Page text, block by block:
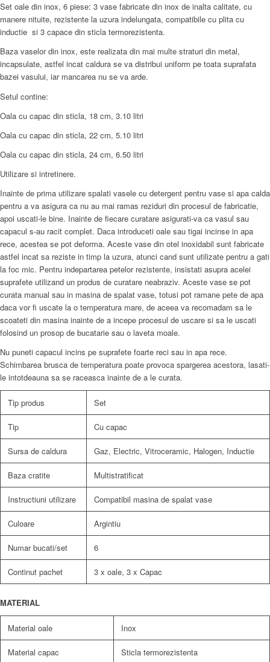
Set oale din inox, 6 piese: 3 vase fabricate din inox de inalta calitate, cu
manere nituite, rezistente la uzura indelungata, compatibile cu plita cu
inductie si 3 capace din sticla termorezistenta.
Baza vaselor din inox, este realizata din mai multe straturi din metal,
incapsulate, astfel incat caldura se va distribui uniform pe toata suprafata
bazei vasului, iar mancarea nu se va arde.
Setul contine:
Oala cu capac din sticla, 18 cm, 3.10 litri
Oala cu capac din sticla, 22 cm, 5.10 litri
Oala cu capac din sticla, 24 cm, 6.50 litri
Utilizare si intretinere.
Inainte de prima utilizare spalati vasele cu detergent pentru vase si apa calda
pentru a va asigura ca nu au mai ramas reziduri din procesul de fabricatie,
apoi uscati-le bine. Inainte de fiecare curatare asigurati-va ca vasul sau
capacul s-au racit complet. Daca introduceti oale sau tigai incinse in apa
rece, acestea se pot deforma. Aceste vase din otel inoxidabil sunt fabricate
astfel incat sa reziste in timp la uzura, atunci cand sunt utilizate pentru a gati
la foc mic. Pentru indepartarea petelor rezistente, insistati asupra acelei
suprafete utilizand un produs de curatare neabraziv. Aceste vase se pot
curata manual sau in masina de spalat vase, totusi pot ramane pete de apa
daca vor fi uscate la o temperatura mare, de aceea va recomadam sa le
scoateti din masina inainte de a incepe procesul de uscare si sa le uscati
folosind un prosop de bucatarie sau o laveta moale.
Nu puneti capacul incins pe suprafete foarte reci sau in apa rece.
Schimbarea brusca de temperatura poate provoca spargerea acestora, lasati-
le intotdeauna sa se raceasca inainte de a le curata.
Tip produs Set
Tip Cu capac
Sursa de caldura Gaz, Electric, Vitroceramic, Halogen, Inductie
Baza cratite Multistratificat
Instructiuni utilizare Compatibil masina de spalat vase
Culoare Argintiu
Numar bucati/set 6
Continut pachet 3 x oale, 3 x Capac
MATERIAL
Material oale Inox
Material capac Sticla termorezistenta